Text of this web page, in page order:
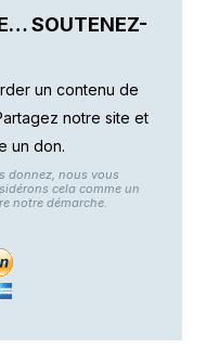
SOUTENEZ-
un contenu de
notre site et
un don.
donnez, nous vous
cela comme un
notre démarche.